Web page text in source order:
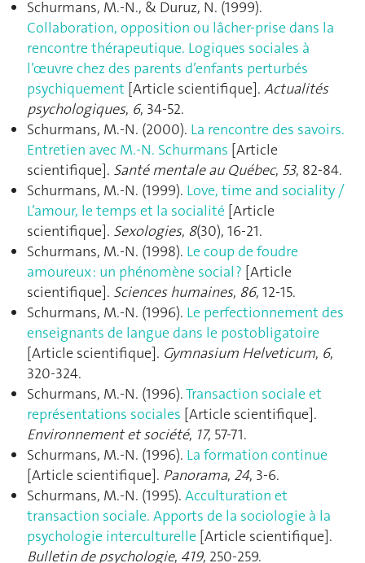
Schurmans, M.-N., & Duruz, N. (1999).
Collaboration, opposition ou lâcher-prise dans la
rencontre thérapeutique. Logiques sociales à
l’œuvre chez des parents d’enfants perturbés
psychiquement [Article scientifique]. Actualités
psychologiques, 6, 34‑52.
Schurmans, M.-N. (2000). La rencontre des savoirs.
Entretien avec M.-N. Schurmans [Article
scientifique]. Santé mentale au Québec, 53, 82‑84.
Schurmans, M.-N. (1999). Love, time and sociality /
L’amour, le temps et la socialité [Article
scientifique]. Sexologies, 8(30), 16‑21.
Schurmans, M.-N. (1998). Le coup de foudre
amoureux : un phénomène social ? [Article
scientifique]. Sciences humaines, 86, 12‑15.
Schurmans, M.-N. (1996). Le perfectionnement des
enseignants de langue dans le postobligatoire
[Article scientifique]. Gymnasium Helveticum, 6,
320‑324.
Schurmans, M.-N. (1996).Transaction sociale et
représentations sociales [Article scientifique].
Environnement et société, 17, 57‑71.
Schurmans, M.-N. (1996). La formation continue
[Article scientifique]. Panorama, 24, 3‑6.
Schurmans, M.-N. (1995). Acculturation et
transaction sociale. Apports de la sociologie à la
psychologie interculturelle [Article scientifique].
Bulletin de psychologie, 419, 250‑259.